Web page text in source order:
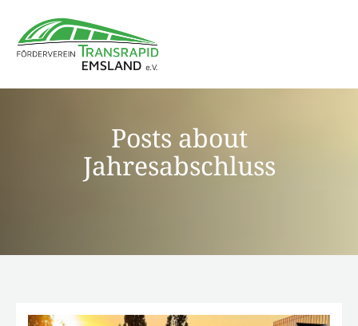
Posts about
Jahresabschluss